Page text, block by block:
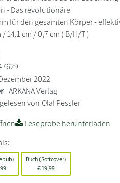
- Das revolutionäre
für den gesamten Körper -
14,1 cm / 0,7 cm ( B/H/T )
2022
ARKANA Verlag
von Olaf Pessler
Leseprobe herunterladen
Buch (Softcover)
€ 19,99